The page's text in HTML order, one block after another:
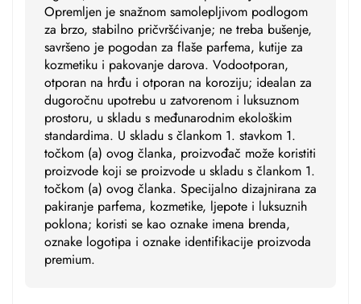
Opremljen je snažnom samolepljivom podlogom
za brzo, stabilno pričvršćivanje; ne treba bušenje,
savršeno je pogodan za flaše parfema, kutije za
kozmetiku i pakovanje darova. Vodootporan,
otporan na hrđu i otporan na koroziju; idealan za
dugoročnu upotrebu u zatvorenom i luksuznom
prostoru, u skladu s međunarodnim ekološkim
standardima. U skladu s člankom 1. stavkom 1.
točkom (a) ovog članka, proizvođač može koristiti
proizvode koji se proizvode u skladu s člankom 1.
točkom (a) ovog članka. Specijalno dizajnirana za
pakiranje parfema, kozmetike, ljepote i luksuznih
poklona; koristi se kao oznake imena brenda,
oznake logotipa i oznake identifikacije proizvoda
premium.